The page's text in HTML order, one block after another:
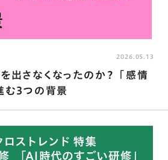
出さなくなったのか？ ｢感情
む3つの背景
2026.05.13